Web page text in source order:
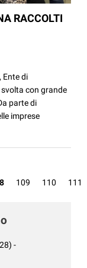
RACCOLTI
Ente di
con grande
parte di
imprese
109 110 111
-